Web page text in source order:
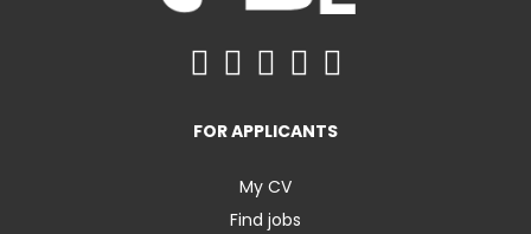
FOR APPLICANTS
My CV
Find jobs